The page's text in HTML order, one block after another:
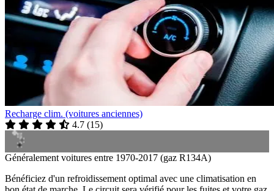
Recharge clim. (voitures anciennes)
4.7 (15)
Généralement voitures entre 1970-2017 (gaz R134A)
Bénéficiez d'un refroidissement optimal avec une climatisation en